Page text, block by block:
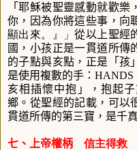
「耶穌被聖靈感動就歡
你，因為你將這些事，向
顯出來。』」從以上聖經
國，小孩正是一貫道所傳
的子點與亥點，正是「孩
是使用複數的手：HANDS
亥相插懷中抱」
，抱起
鄉。從聖經的記載，可以
貫道所傳的第三寶，是千
七、上帝權柄 信主得救